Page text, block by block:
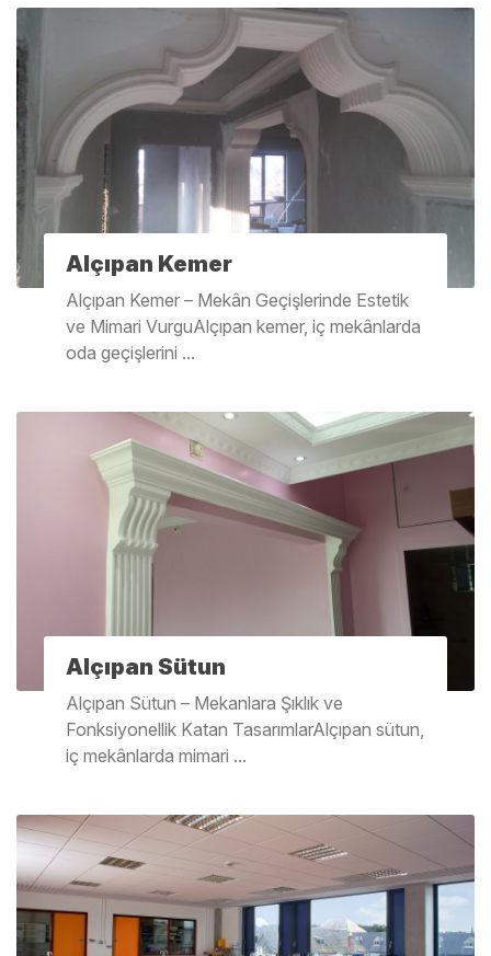
Alçıpan Kemer
Alçıpan Kemer – Mekân Geçişlerinde Estetik
ve Mimari VurguAlçıpan kemer, iç mekânlarda
oda geçişlerini ...
Alçıpan Sütun
Alçıpan Sütun – Mekanlara Şıklık ve
Fonksiyonellik Katan TasarımlarAlçıpan sütun,
iç mekânlarda mimari ...